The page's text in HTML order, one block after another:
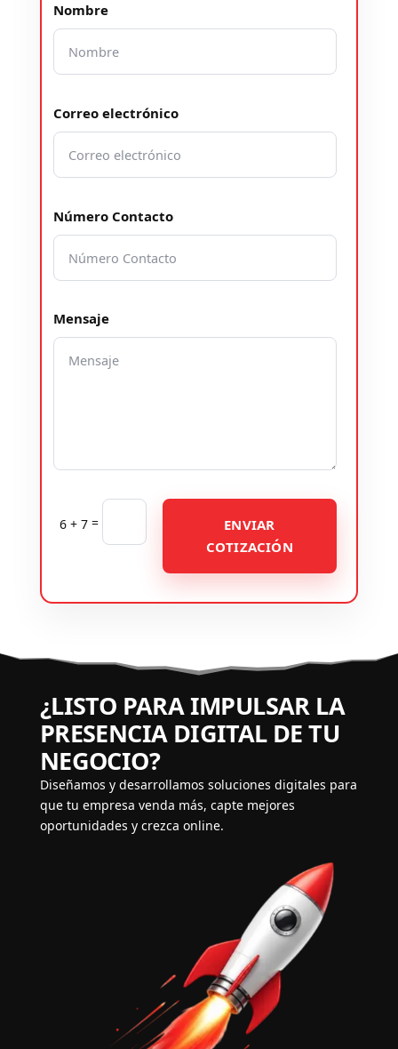
Nombre
Correo electrónico
Número Contacto
Mensaje
6 + 7=
ENVIAR
COTIZACIÓN
¿LISTO PARA IMPULSAR LA
PRESENCIA DIGITAL DE TU
NEGOCIO?
Diseñamos y desarrollamos soluciones digitales para
que tu empresa venda más, capte mejores
oportunidades y crezca online.